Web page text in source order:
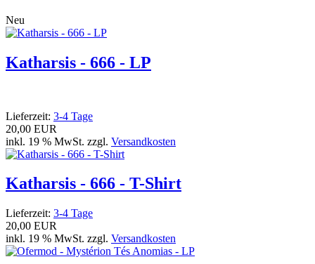
Neu
Katharsis - 666 - LP
Lieferzeit: 3-4 Tage
20,00 EUR
inkl. 19 % MwSt. zzgl. Versandkosten
Katharsis - 666 - T-Shirt
Lieferzeit: 3-4 Tage
20,00 EUR
inkl. 19 % MwSt. zzgl. Versandkosten